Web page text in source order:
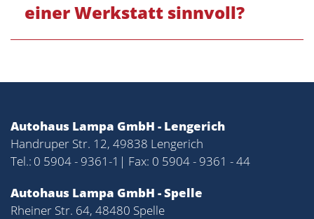
einer Werkstatt sinnvoll?
Autohaus Lampa GmbH - Lengerich
Handruper Str. 12, 49838 Lengerich
Tel.: 0 5904 - 9361-1 | Fax: 0 5904 - 9361 - 44
Autohaus Lampa GmbH - Spelle
Rheiner Str. 64, 48480 Spelle